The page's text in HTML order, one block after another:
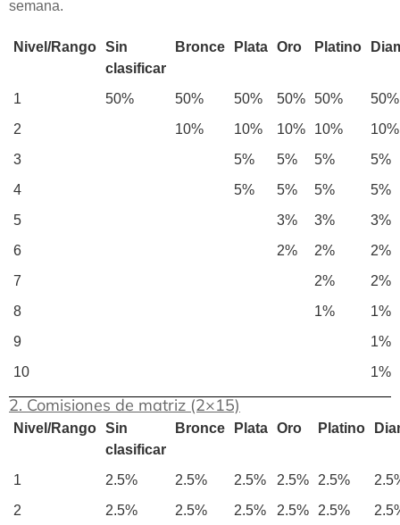
semana.
Nivel/Rango Sin
clasificar
Bronce Plata Oro Platino
1 50% 50% 50% 50% 50%
50%
2
10% 10% 10% 10%
10%
3
5% 5% 5%
5%
4
5% 5% 5%
5%
5
3% 3%
3%
6
2% 2%
2%
7
2%
2%
8
1%
1%
9
1%
10
1%
2. Comisiones de matriz (2×15)
Nivel/Rango Sin
clasificar
Bronce Plata Oro Platino
1 2.5% 2.5% 2.5% 2.5% 2.5%
2
2.5% 2.5% 2.5% 2.5% 2.5%